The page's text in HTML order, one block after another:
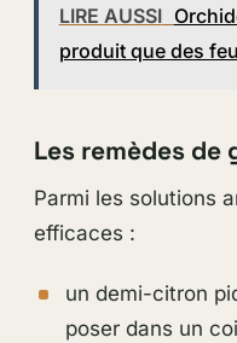
LIRE AUSSI
produit que des
Les remèdes de
Parmi les solutions
efficaces :
un demi-citron
poser dans un